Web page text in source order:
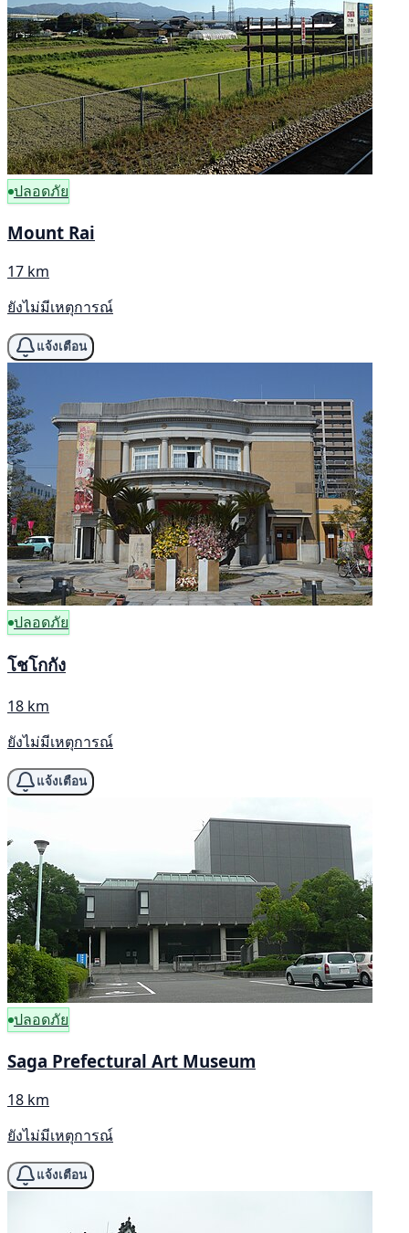
ปลอดภัย
Mount Rai
17 km
ยังไม่มีเหตุการณ์
แจ้งเตือน
ปลอดภัย
โชโกกัง
18 km
ยังไม่มีเหตุการณ์
แจ้งเตือน
ปลอดภัย
Saga Prefectural Art Museum
18 km
ยังไม่มีเหตุการณ์
แจ้งเตือน